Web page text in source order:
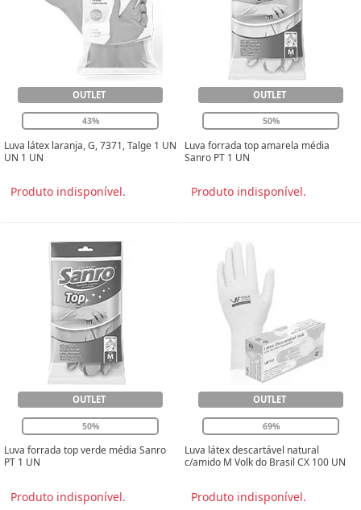
OUTLET
43%
Luva látex laranja, G, 7371, Talge 1 UN
UN 1 UN
Produto indisponível.
OUTLET
50%
Luva forrada top amarela média
Sanro PT 1 UN
Produto indisponível.
OUTLET
50%
Luva forrada top verde média Sanro
PT 1 UN
Produto indisponível.
OUTLET
69%
Luva látex descartável natural
c/amido M Volk do Brasil CX 100 UN
Produto indisponível.